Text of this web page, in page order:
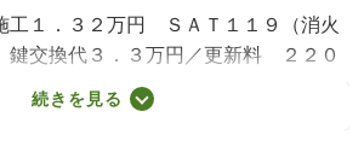
工１．３２万円 ＳＡＴ１１９（消火
交換代３．３万円／更新料 ２２０
用 ４４０００円 レントサポート２
０円（月額） 月払保険料 １０００
続きを見る